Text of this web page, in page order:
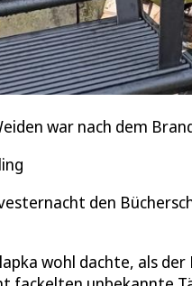
war nach dem
den
wohl dachte, als